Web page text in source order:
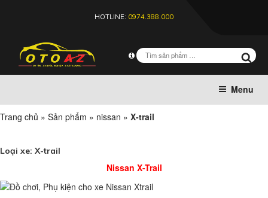
HOTLINE: 0974.388.000
Menu
Trang chủ » Sản phẩm » nissan » X-trail
Loại xe: X-trail
Nissan X-Trail